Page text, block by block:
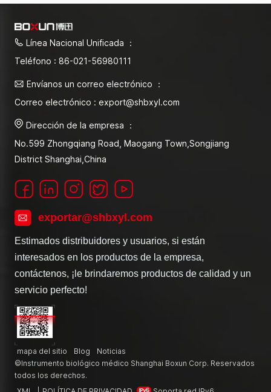
Línea Nacional Unificada ：
Teléfono : 86-021-56980111
Envíanos un correo electrónico ：
Correo electrónico : export@shbxyl.com
Dirección de la empresa ：
No.599 Zhongqiang Road, Maogang Town,Songjiang
District Shanghai,China
exportar@shbxyl.com
Estimados distribuidores y usuarios, si están
interesados en los productos de la empresa,
contáctenos, ¡le brindaremos productos de calidad y un
servicio perfecto!
mapa del sitio Blog
Noticias
©Instrumento biológico médico Shanghai Boxun Corp. Reservados
todos los derechos.